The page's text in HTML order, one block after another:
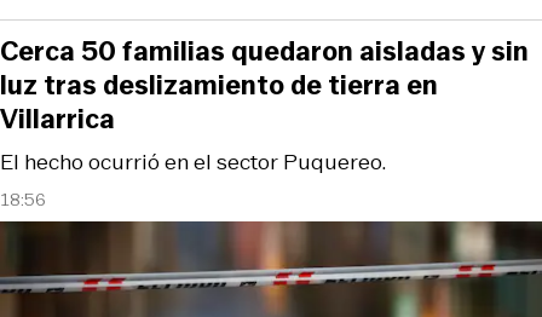
18:56
El hecho ocurrió en el sector Puquereo.
Cerca 50 familias quedaron aisladas y sin
luz tras deslizamiento de tierra en
Villarrica